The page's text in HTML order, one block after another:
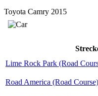
Toyota Camry 2015
Lime Rock Park (Road
Road America (Road Course)